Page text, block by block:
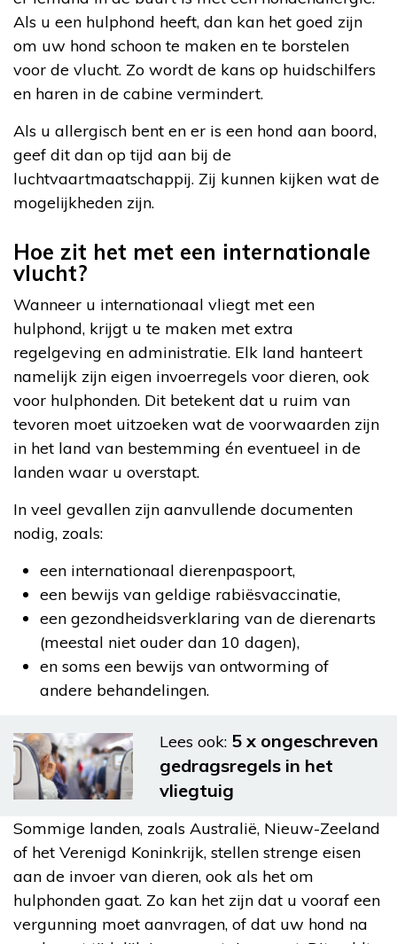
Als u een hulphond heeft, dan kan het goed zijn
om uw hond schoon te maken en te borstelen
voor de vlucht. Zo wordt de kans op huidschilfers
en haren in de cabine vermindert.
Als u allergisch bent en er is een hond aan boord,
geef dit dan op tijd aan bij de
luchtvaartmaatschappij. Zij kunnen kijken wat de
mogelijkheden zijn.
Hoe zit het met een internationale
vlucht?
Wanneer u internationaal vliegt met een
hulphond, krijgt u te maken met extra
regelgeving en administratie. Elk land hanteert
namelijk zijn eigen invoerregels voor dieren, ook
voor hulphonden. Dit betekent dat u ruim van
tevoren moet uitzoeken wat de voorwaarden zijn
in het land van bestemming én eventueel in de
landen waar u overstapt.
In veel gevallen zijn aanvullende documenten
nodig, zoals:
een internationaal dierenpaspoort,
een bewijs van geldige rabiësvaccinatie,
een gezondheidsverklaring van de dierenarts
(meestal niet ouder dan 10 dagen),
en soms een bewijs van ontworming of
andere behandelingen.
Lees ook: 5 x ongeschreven
gedragsregels in het
vliegtuig
Sommige landen, zoals Australië, Nieuw-Zeeland
of het Verenigd Koninkrijk, stellen strenge eisen
aan de invoer van dieren, ook als het om
hulphonden gaat. Zo kan het zijn dat u vooraf een
vergunning moet aanvragen, of dat uw hond na